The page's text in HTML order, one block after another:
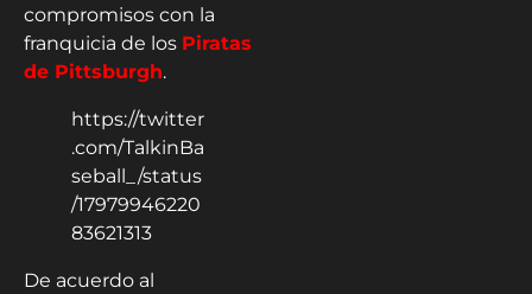
compromisos con la
franquicia de los Piratas
de Pittsburgh.
https://twitter
.com/TalkinBa
seball_/status
/17979946220
83621313
De acuerdo al